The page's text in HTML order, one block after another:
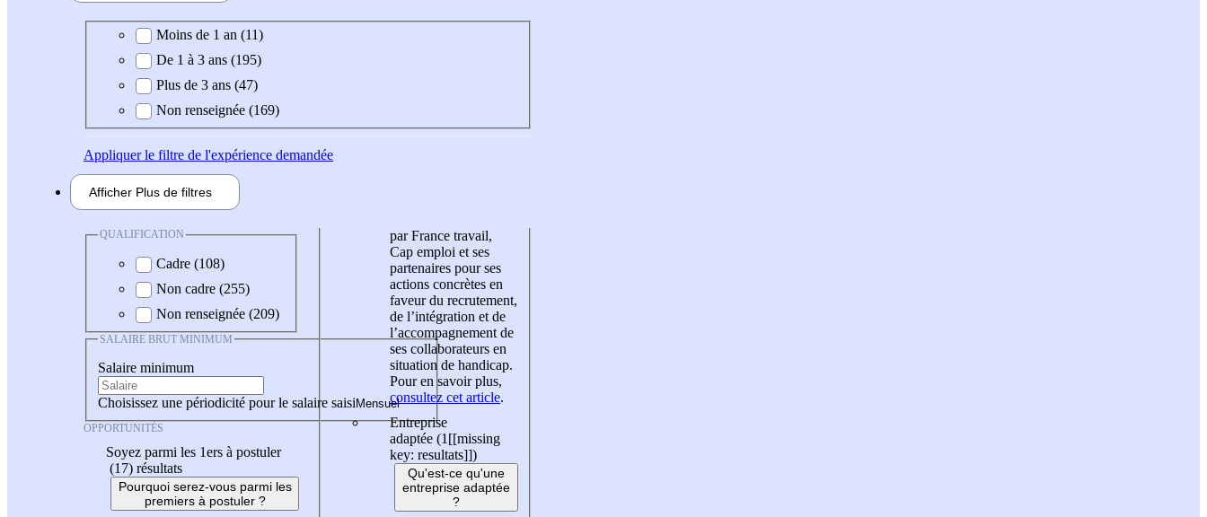
Expérience demandée
Moins de 1 an (11)
De 1 à 3 ans (195)
Plus de 3 ans (47)
Non renseignée (169)
Appliquerle filtre de l'expérience demandée
Afficher Plus de filtres
QUALIFICATION
Cadre (108)
Non cadre (255)
Non renseignée (209)
SALAIRE BRUT MINIMUM
Salaire minimum
Choisissez une périodicité pour le salaire saisi
OPPORTUNITÉS
Soyez parmi les 1ers à postuler
(17) résultats
Pourquoi serez-vous parmi les
premiers à postuler ?
par France travail,
Cap emploi et ses
partenaires pour ses
actions concrètes en
faveur du recrutement,
de l’intégration et de
l’accompagnement de
ses collaborateurs en
situation de handicap.
Pour en savoir plus,
consultez cet article.
Entreprise
adaptée (1 [[missing
key: resultats]])
Qu'est-ce qu'une
entreprise adaptée
?